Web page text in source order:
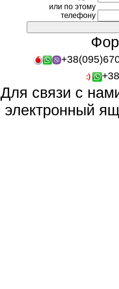
или по этому
телефону
Для связи с
электронный